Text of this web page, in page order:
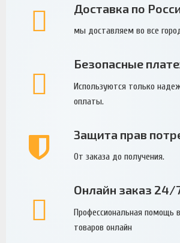
Доставка по
мы доставляем во все
Безопасные
Используются только
оплаты.
Защита прав
От заказа до получения.
Онлайн заказ 24/
Профессиональная помощь
товаров онлайн